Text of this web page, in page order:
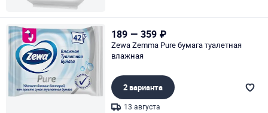
189 — 359 ₽
Zewa Zemma Pure бумага туалетная
влажная
2 варианта
13 августа